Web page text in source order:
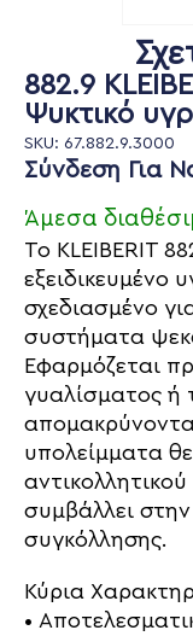
882.9
Ψυκτικό
SKU: 67.882.9.3000
Σύνδεση Για
Άμεσα
Το KLEIBERIT
εξειδικευμένο
σχεδιασμένο
συστήματα
Εφαρμόζεται
γυαλίσματος ή
υπολείμματα
συμβάλλει
συγκόλλησης.
Κύρια
•